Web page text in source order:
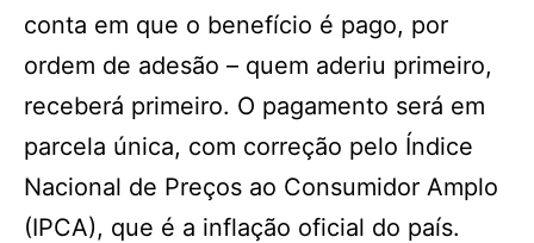
conta em que o benefício é pago, por
ordem de adesão – quem aderiu primeiro,
receberá primeiro. O pagamento será em
parcela única, com correção pelo Índice
Nacional de Preços ao Consumidor Amplo
(IPCA), que é a inflação oficial do país.